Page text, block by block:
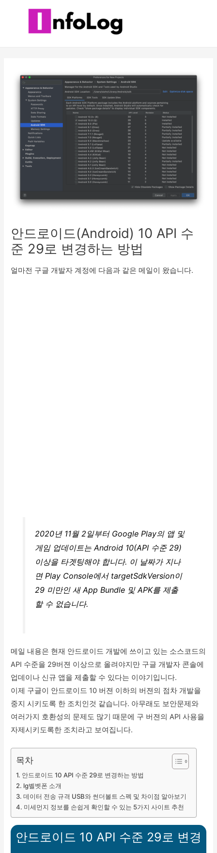
안드로이드(Android) 10 API 수
준 29로 변경하는 방법
얼마전 구글 개발자 계정에 다음과 같은 메일이 왔습니다.
2020년 11월 2일부터 Google Play의 앱 및
게임 업데이트는 Android 10(API 수준 29)
이상을 타겟팅해야 합니다. 이 날짜가 지나
면 Play Console에서 targetSdkVersion이
29 미만인 새 App Bundle 및 APK를 제출
할 수 없습니다.
메일 내용은 현재 안드로이드 개발에 쓰이고 있는 소스코드의
API 수준을 29버젼 이상으로 올려야지만 구글 개발자 콘솔에
업데이나 신규 앱을 제출할 수 있다는 이야기입니다.
이제 구글이 안드로이드 10 버젼 이하의 버젼의 점차 개발을
중지 시키도록 한 조치인것 같습니다. 아무래도 보안문제와
여러가지 호환성의 문제도 많기 때문에 구 버젼의 API 사용을
자제시키도록한 조치라고 보여집니다.
목차
안드로이드 10 API 수준 29로 변경하는 방법
lg벨벳폰 소개
데이터 전송 규격 USB와 썬더볼트 스펙 및 차이점 알아보기
미세먼지 정보를 손쉽게 확인할 수 있는 5가지 사이트 추천
안드로이드 10 API 수준 29로 변경